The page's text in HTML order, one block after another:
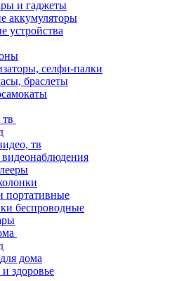
и гаджеты
аккумуляторы
устройства
селфи-палки
браслеты
тв
портативные
беспроводные
дома
здоровье